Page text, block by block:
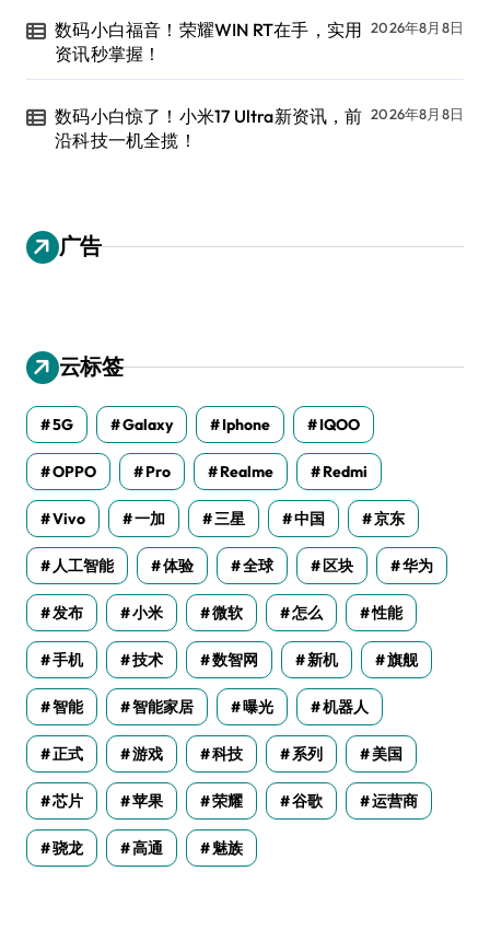
数码小白福音！荣耀WIN RT在手，实用
资讯秒掌握！
2026年8月8日
数码小白惊了！小米17 Ultra新资讯，前
沿科技一机全揽！
2026年8月8日
广告
云标签
5G Galaxy Iphone IQOO
OPPO Pro Realme Redmi
Vivo 一加 三星 中国 京东
人工智能 体验 全球 区块 华为
发布 小米 微软 怎么 性能
手机 技术 数智网 新机 旗舰
智能 智能家居 曝光 机器人
正式 游戏 科技 系列 美国
芯片 苹果 荣耀 谷歌 运营商
骁龙 高通 魅族